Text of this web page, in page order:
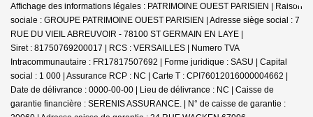
Affichage des informations légales : PATRIMOINE OUEST PARISIEN | Raison
sociale : GROUPE PATRIMOINE OUEST PARISIEN | Adresse siège social : 7
RUE DU VIEIL ABREUVOIR - 78100 ST GERMAIN EN LAYE |
Siret : 81750769200017 | RCS : VERSAILLES | Numero TVA
Intracommunautaire : FR17817507692 | Forme juridique : SASU | Capital
social : 1 000 | Assurance RCP : NC | Carte T : CPI76012016000004662 |
Date de délivrance : 0000-00-00 | Lieu de délivrance : NC | Caisse de
garantie financière : SERENIS ASSURANCE. | N° de caisse de garantie :